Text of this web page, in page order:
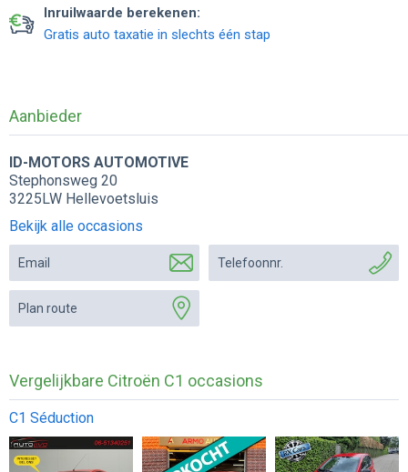
Inruilwaarde berekenen:
Gratis auto taxatie in slechts één stap
Aanbieder
ID-MOTORS AUTOMOTIVE
Stephonsweg 20
3225LW Hellevoetsluis
Bekijk alle occasions
Email Telefoonnr.
Plan route
Vergelijkbare Citroën C1 occasions
C1 Séduction